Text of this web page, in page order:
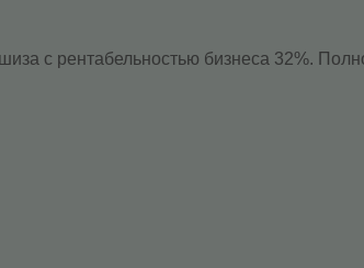
с рентабельностью бизнеса 32%.